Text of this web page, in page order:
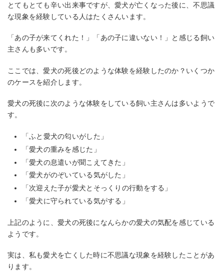
とてもとても辛い出来事ですが、愛犬が亡くなった後に、不思議
な現象を経験している人はたくさんいます。
「あの子が来てくれた！」「あの子に違いない！」と感じる飼い
主さんも多いです。
ここでは、愛犬の死後どのような体験を経験したのか？いくつか
のケースを紹介します。
愛犬の死後に次のような体験をしている飼い主さんは多いようで
す。
「ふと愛犬の匂いがした」
「愛犬の重みを感じた」
「愛犬の息遣いが聞こえてきた」
「愛犬がのぞいている気がした」
「次迎えた子が愛犬とそっくりの行動をする」
「愛犬に守られている気がする」
上記のように、愛犬の死後になんらかの愛犬の気配を感じている
ようです。
実は、私も愛犬を亡くした時に不思議な現象を経験したことがあ
ります。